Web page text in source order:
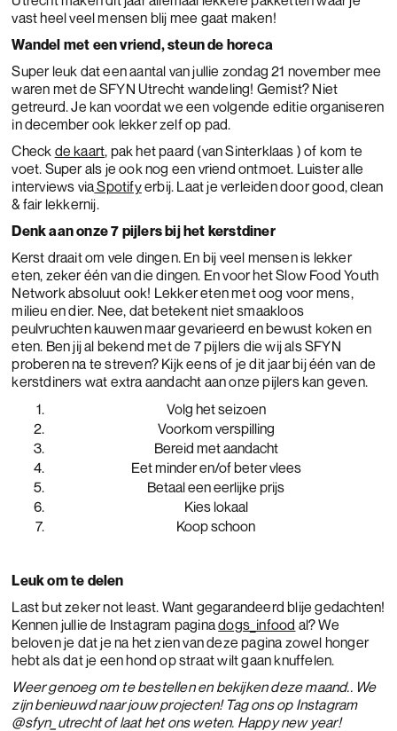
vast heel veel mensen blij mee gaat maken!
Wandel met een vriend, steun de horeca
Super leuk dat een aantal van jullie zondag 21 november mee
waren met de SFYN Utrecht wandeling! Gemist? Niet
getreurd. Je kan voordat we een volgende editie organiseren
in december ook lekker zelf op pad.
Check de kaart, pak het paard (van Sinterklaas ) of kom te
voet. Super als je ook nog een vriend ontmoet. Luister alle
interviews viaSpotifyerbij. Laat je verleiden door good, clean
& fair lekkernij.
Denk aan onze 7 pijlers bij het kerstdiner
Kerst draait om vele dingen. En bij veel mensen is lekker
eten, zeker één van die dingen. En voor het Slow Food Youth
Network absoluut ook! Lekker eten met oog voor mens,
milieu en dier. Nee, dat betekent niet smaakloos
peulvruchten kauwen maar gevarieerd en bewust koken en
eten. Ben jij al bekend met de 7 pijlers die wij als SFYN
proberen na te streven? Kijk eens of je dit jaar bij één van de
kerstdiners wat extra aandacht aan onze pijlers kan geven.
Volg het seizoen
Voorkom verspilling
Bereid met aandacht
Eet minder en/of beter vlees
Betaal een eerlijke prijs
Kies lokaal
Koop schoon
Leuk om te delen
Last but zeker not least. Want gegarandeerd blije gedachten!
Kennen jullie de Instagram paginadogs_infood al? We
beloven je dat je na het zien van deze pagina zowel honger
hebt als dat je een hond op straat wilt gaan knuffelen.
Weer genoeg om te bestellen en bekijken deze maand.. We
zijn benieuwd naar jouw projecten! Tag ons op Instagram
@sfyn_utrecht of laat het ons weten. Happy new year!